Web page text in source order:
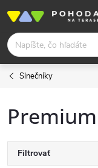
obsah
Slnečníky
Filtrovať